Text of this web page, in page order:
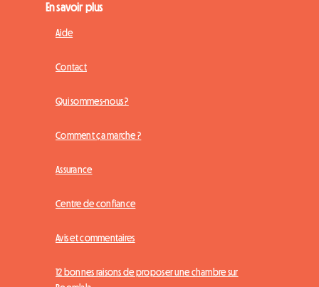
En savoir plus
Aide
Contact
Qui sommes-nous ?
Comment ça marche ?
Assurance
Centre de confiance
Avis et commentaires
12 bonnes raisons de proposer une chambre sur